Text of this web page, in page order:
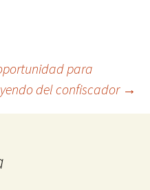
para
del confiscador →